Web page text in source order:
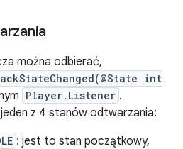
można odbierać,
int
Player.Listener .
z 4 stanów odtwarzania:
: jest to stan początkowy,